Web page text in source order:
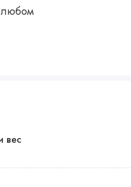
любом
вес